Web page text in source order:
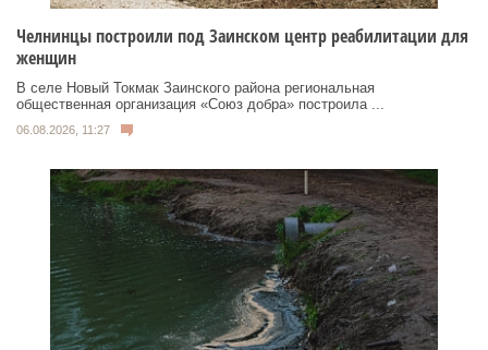
Челнинцы построили под Заинском центр реабилитации для
женщин
В селе Новый Токмак Заинского района региональная
общественная организация «Союз добра» построила ...
06.08.2026, 11:27